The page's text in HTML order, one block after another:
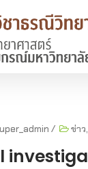
/ ข่าว,